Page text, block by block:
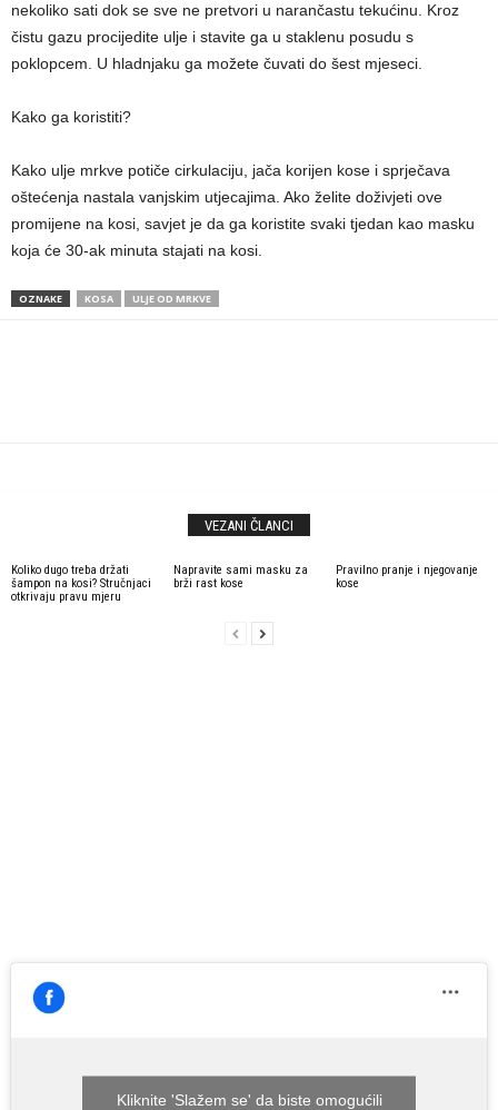
nekoliko sati dok se sve ne pretvori u narančastu tekućinu. Kroz
čistu gazu procijedite ulje i stavite ga u staklenu posudu s
poklopcem. U hladnjaku ga možete čuvati do šest mjeseci.
Kako ga koristiti?
Kako ulje mrkve potiče cirkulaciju, jača korijen kose i sprječava
oštećenja nastala vanjskim utjecajima. Ako želite doživjeti ove
promijene na kosi, savjet je da ga koristite svaki tjedan kao masku
koja će 30-ak minuta stajati na kosi.
OZNAKE KOSA ULJE OD MRKVE
VEZANI ČLANCI
Koliko dugo treba držati
šampon na kosi? Stručnjaci
otkrivaju pravu mjeru
Napravite sami masku za
brži rast kose
Pravilno pranje i njegovanje
kose
Kliknite 'Slažem se' da biste omogućili